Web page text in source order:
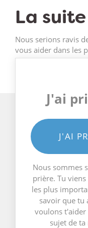
La suite
Nous serions ravis
vous aider dans les
J'ai
J'AI
Nous sommes
prière. Tu
les plus
savoir que tu
voulons t'aider
sujet de ta